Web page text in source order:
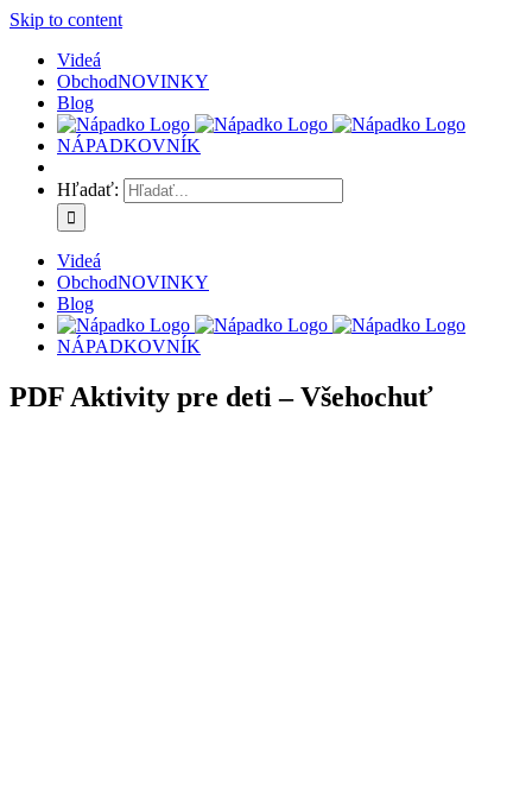
Skip to content
Videá
ObchodNOVINKY
Blog
NÁPADKOVNÍK
Hľadať:
Videá
ObchodNOVINKY
Blog
NÁPADKOVNÍK
PDF Aktivity pre deti – Všehochuť